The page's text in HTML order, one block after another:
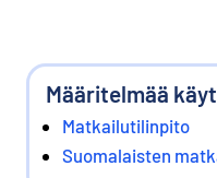
Määritelmää
Matkailutilinpito
Suomalaisten